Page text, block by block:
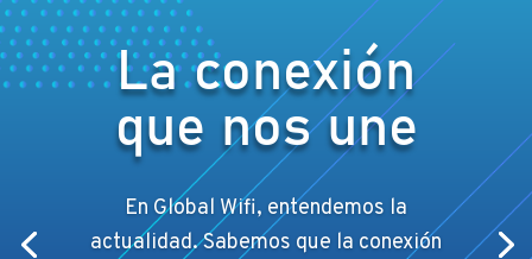
La conexión
que nos une
En Global Wifi, entendemos la
actualidad. Sabemos que la conexión